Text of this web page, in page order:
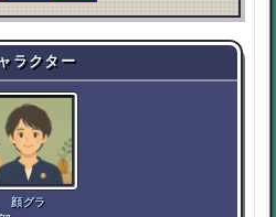
ラクター
顔グラ